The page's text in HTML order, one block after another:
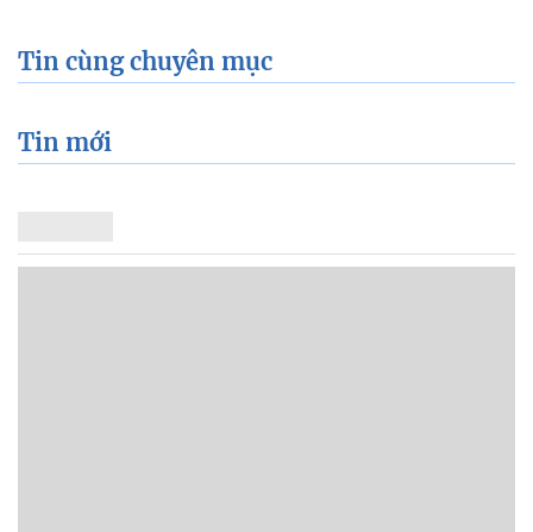
Tin cùng chuyên mục
Tin mới